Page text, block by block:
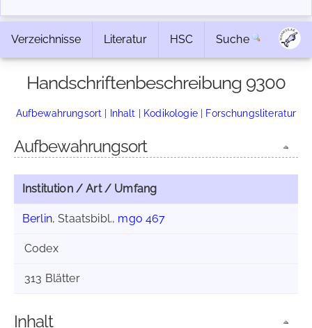
Verzeichnisse Literatur HSC Suche
Handschriftenbeschreibung 9300
Aufbewahrungsort | Inhalt | Kodikologie| Forschungsliteratur
Aufbewahrungsort
Institution / Art / Umfang
Berlin, Staatsbibl., mgo 467
Codex
313 Blätter
Inhalt